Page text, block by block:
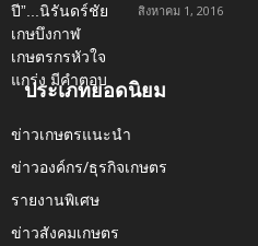
สิงหาคม 1, 2016
ประเภทยอดนิยม
ข่าวเกษตรแนะนำ
ข่าวองค์กร/ธุรกิจเกษตร
รายงานพิเศษ
ข่าวสังคมเกษตร